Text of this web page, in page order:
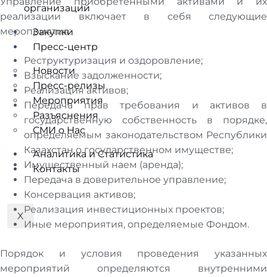
организаций
Закупки
Пресс-центр
Новости
Пресс-релизы
Мероприятия
Разъяснения
СМИ о Нас
Аналитика и Статистика
Контакты
X
реализации включает в себя следующие
мероприятия:
Реструктуризация и оздоровление;
Взыскание задолженности;
Реализация активов;
Передача прав требования и активов в
государственную собственность в порядке,
определяемым законодательством Республики
Казахстан о государственном имуществе;
Имущественный наем (аренда);
Передача в доверительное управление;
Консервация активов;
Реализация инвестиционных проектов;
Иные мероприятия, определяемые Фондом.
Порядок и условия проведения указанных
мероприятий определяются внутренними